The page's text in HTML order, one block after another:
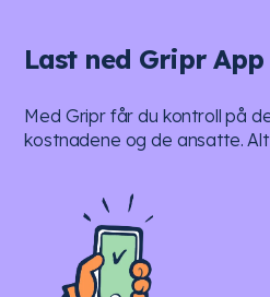
Last ned Gripr App
Med Gripr får du kontroll på
kostnadene og de ansatte.